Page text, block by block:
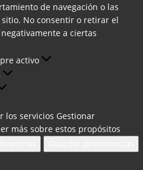
de navegación o las
No consentir o retirar el
a ciertas
activo
los servicios Gestionar
más sobre estos propósitos